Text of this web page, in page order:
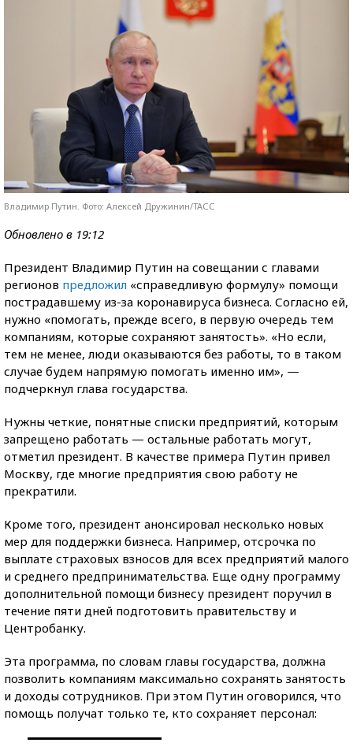
Владимир Путин. Фото: Алексей Дружинин/ТАСС
Обновлено в 19:12
Президент Владимир Путин на совещании с главами
регионов предложил «справедливую формулу» помощи
пострадавшему из-за коронавируса бизнеса. Согласно ей,
нужно «помогать, прежде всего, в первую очередь тем
компаниям, которые сохраняют занятость». «Но если,
тем не менее, люди оказываются без работы, то в таком
случае будем напрямую помогать именно им», —
подчеркнул глава государства.
Нужны четкие, понятные списки предприятий, которым
запрещено работать — остальные работать могут,
отметил президент. В качестве примера Путин привел
Москву, где многие предприятия свою работу не
прекратили.
Кроме того, президент анонсировал несколько новых
мер для поддержки бизнеса. Например, отсрочка по
выплате страховых взносов для всех предприятий малого
и среднего предпринимательства. Еще одну программу
дополнительной помощи бизнесу президент поручил в
течение пяти дней подготовить правительству и
Центробанку.
Эта программа, по словам главы государства, должна
позволить компаниям максимально сохранять занятость
и доходы сотрудников. При этом Путин оговорился, что
помощь получат только те, кто сохраняет персонал: